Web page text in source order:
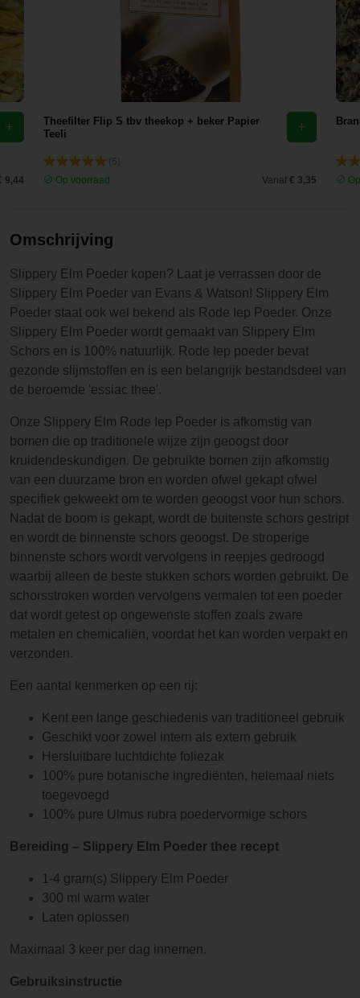
nagekeken
stond niet
op de
verpakking.
Nu, paar
meer
gehad! Erg
blij mee!
delivery
and it all
taken care
9,44
Theefilter Flip S tbv theekop + beker Papier
Teeli
Op voorraad
Vanaf € 3,35
Omschrijving
Slippery Elm Poeder kopen? Laat je verrassen door de
Slippery Elm Poeder van Evans & Watson! Slippery Elm
Poeder staat ook wel bekend als Rode Iep Poeder. Onze
Slippery Elm Poeder wordt gemaakt van Slippery Elm
Schors en is 100% natuurlijk. Rode Iep poeder bevat
gezonde slijmstoffen en is een belangrijk bestandsdeel van
de beroemde 'essiac thee'.
Onze Slippery Elm Rode Iep Poeder is afkomstig van
bomen die op traditionele wijze zijn geoogst door
kruidendeskundigen. De gebruikte bomen zijn afkomstig
van een duurzame bron en worden ofwel gekapt ofwel
specifiek gekweekt om te worden geoogst voor hun schors.
Nadat de boom is gekapt, wordt de buitenste schors gestript
en wordt de binnenste schors geoogst. De stroperige
binnenste schors wordt vervolgens in reepjes gedroogd
waarbij alleen de beste stukken schors worden gebruikt. De
schorsstroken worden vervolgens vermalen tot een poeder
dat wordt getest op ongewenste stoffen zoals zware
metalen en chemicaliën, voordat het kan worden verpakt en
verzonden.
Een aantal kenmerken op een rij:
Kent een lange geschiedenis van traditioneel gebruik
Geschikt voor zowel intern als extern gebruik
Hersluitbare luchtdichte foliezak
100% pure botanische ingrediënten, helemaal niets
toegevoegd
100% pure Ulmus rubra poedervormige schors
Bereiding – Slippery Elm Poeder thee recept
1-4 gram(s) Slippery Elm Poeder
300 ml warm water
Laten oplossen
Maximaal 3 keer per dag innemen.
Gebruiksinstructie